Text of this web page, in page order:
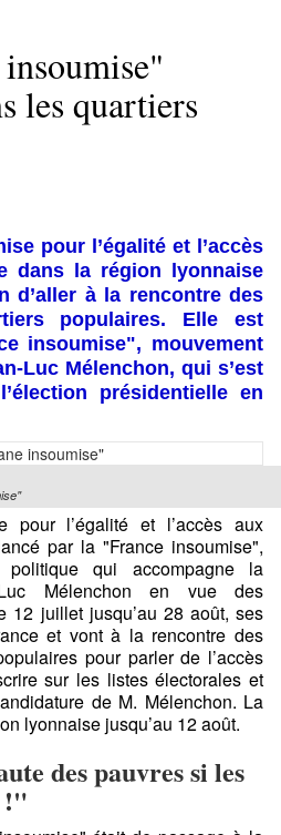
les quartiers
pour l’égalité et l’accès
dans la région lyonnaise
d’aller à la rencontre des
populaires. Elle est
insoumise", mouvement
Luc Mélenchon, qui s’est
présidentielle en
pour l’égalité et l’accès aux
par la "France insoumise",
politique qui accompagne la
Mélenchon en vue des
12 juillet jusqu’au 28 août, ses
et vont à la rencontre des
pour parler de l’accès
sur les listes électorales et
de M. Mélenchon. La
lyonnaise jusqu’au 12 août.
des pauvres si les
!"